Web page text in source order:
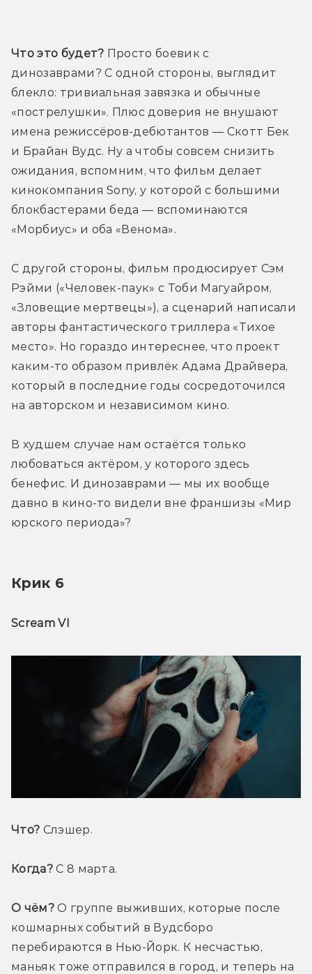
Что это будет? Просто боевик с
динозаврами? С одной стороны, выглядит
блекло: тривиальная завязка и обычные
«пострелушки». Плюс доверия не внушают
имена режиссёров-дебютантов — Скотт Бек
и Брайан Вудс. Ну а чтобы совсем снизить
ожидания, вспомним, что фильм делает
кинокомпания Sony, у которой с большими
блокбастерами беда — вспоминаются
«Морбиус» и оба «Венома».
С другой стороны, фильм продюсирует Сэм
Рэйми («Человек-паук» с Тоби Магуайром,
«Зловещие мертвецы»), а сценарий написали
авторы фантастического триллера «Тихое
место». Но гораздо интереснее, что проект
каким-то образом привлёк Адама Драйвера,
который в последние годы сосредоточился
на авторском и независимом кино.
В худшем случае нам остаётся только
любоваться актёром, у которого здесь
бенефис. И динозаврами — мы их вообще
давно в кино-то видели вне франшизы «Мир
юрского периода»?
Крик 6
Scream VI
Что? Слэшер.
Когда? С 8 марта.
О чём? О группе выживших, которые после
кошмарных событий в Вудсборо
перебираются в Нью-Йорк. К несчастью,
маньяк тоже отправился в город, и теперь на